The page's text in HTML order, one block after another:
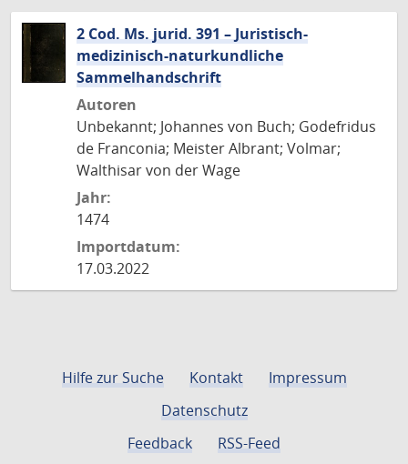
2 Cod. Ms. jurid. 391 – Juristisch-
medizinisch-naturkundliche
Sammelhandschrift
Autoren
Unbekannt; Johannes von Buch; Godefridus
de Franconia; Meister Albrant; Volmar;
Walthisar von der Wage
Jahr:
1474
Importdatum:
17.03.2022
Hilfe zur Suche Kontakt
Impressum
Datenschutz
Feedback
RSS-Feed